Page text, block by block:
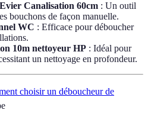
Canalisation 60cm : Un outil
bouchons de façon manuelle.
WC : Efficace pour déboucher
10m nettoyeur HP : Idéal pour
un nettoyage en profondeur.
choisir un déboucheur de